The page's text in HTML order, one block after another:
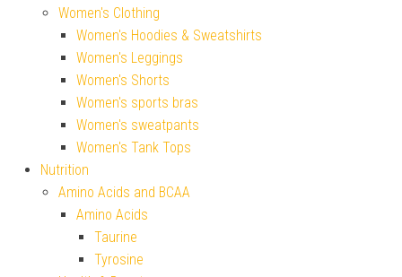
Women's Clothing
Women's Hoodies & Sweatshirts
Women's Leggings
Women's Shorts
Women's sports bras
Women's sweatpants
Women's Tank Tops
Nutrition
Amino Acids and BCAA
Amino Acids
Taurine
Tyrosine